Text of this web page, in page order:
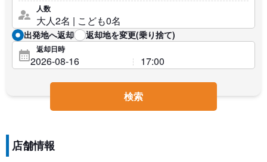
人数
出発地へ返却 返却地を変更(乗り捨て)
返却日時
検索
店舗情報